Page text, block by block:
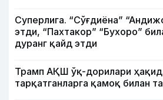
Суперлига. “Сўғдиёна”
этди, “Пахтакор” “Бухоро”
дуранг қайд этди
Трамп АҚШ ўқ-дорилари
тарқатганларга қамоқ билан